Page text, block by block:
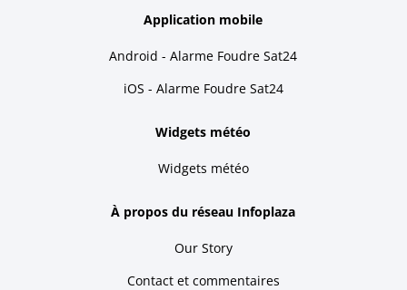
Application mobile
Android - Alarme Foudre Sat24
iOS - Alarme Foudre Sat24
Widgets météo
Widgets météo
À propos du réseau Infoplaza
Our Story
Contact et commentaires